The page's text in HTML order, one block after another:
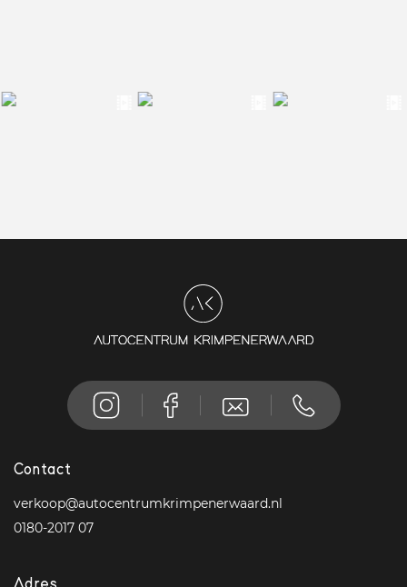
Contact
verkoop@autocentrumkrimpenerwaard.nl
0180-2017 07